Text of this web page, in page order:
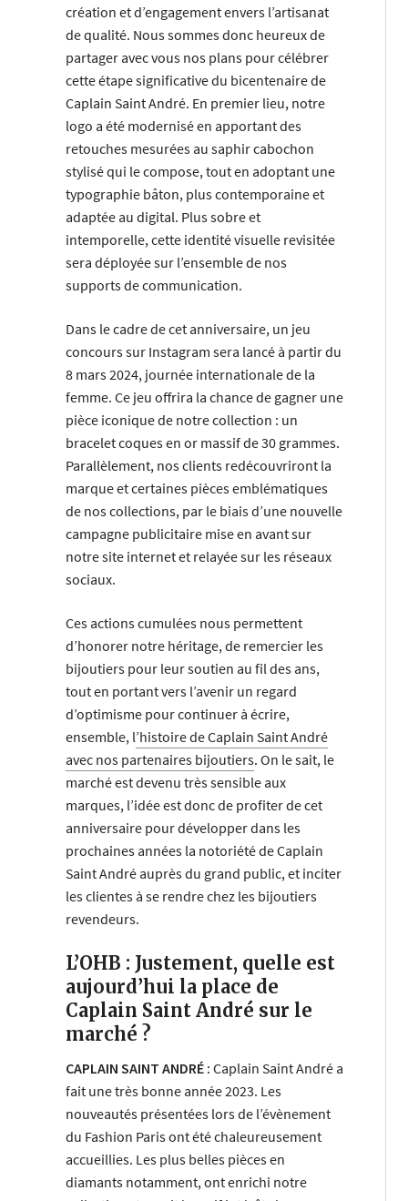
création et d’engagement envers l’artisanat
de qualité. Nous sommes donc heureux de
partager avec vous nos plans pour célébrer
cette étape significative du bicentenaire de
Caplain Saint André. En premier lieu, notre
logo a été modernisé en apportant des
retouches mesurées au saphir cabochon
stylisé qui le compose, tout en adoptant une
typographie bâton, plus contemporaine et
adaptée au digital. Plus sobre et
intemporelle, cette identité visuelle revisitée
sera déployée sur l’ensemble de nos
supports de communication.
Dans le cadre de cet anniversaire, un jeu
concours sur Instagram sera lancé à partir du
8 mars 2024, journée internationale de la
femme. Ce jeu offrira la chance de gagner une
pièce iconique de notre collection : un
bracelet coques en or massif de 30 grammes.
Parallèlement, nos clients redécouvriront la
marque et certaines pièces emblématiques
de nos collections, par le biais d’une nouvelle
campagne publicitaire mise en avant sur
notre site internet et relayée sur les réseaux
sociaux.
Ces actions cumulées nous permettent
d’honorer notre héritage, de remercier les
bijoutiers pour leur soutien au fil des ans,
tout en portant vers l’avenir un regard
d’optimisme pour continuer à écrire,
ensemble, l’histoire de Caplain Saint André
avec nos partenaires bijoutiers. On le sait, le
marché est devenu très sensible aux
marques, l’idée est donc de profiter de cet
anniversaire pour développer dans les
prochaines années la notoriété de Caplain
Saint André auprès du grand public, et inciter
les clientes à se rendre chez les bijoutiers
revendeurs.
L’OHB : Justement, quelle est
aujourd’hui la place de
Caplain Saint André sur le
marché ?
CAPLAIN SAINT ANDRÉ : Caplain Saint André a
fait une très bonne année 2023. Les
nouveautés présentées lors de l’évènement
du Fashion Paris ont été chaleureusement
accueillies. Les plus belles pièces en
diamants notamment, ont enrichi notre